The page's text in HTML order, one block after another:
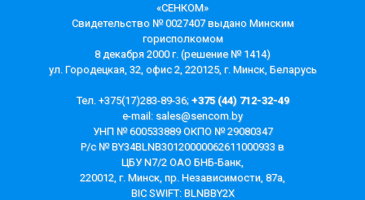
«СЕНКОМ»
Свидетельство № 0027407 выдано Минским
горисполкомом
8 декабря 2000 г. (решение № 1414)
ул. Городецкая, 32, офис 2, 220125, г. Минск, Беларусь
Тел. +375(17)283-89-36; +375 (44) 712-32-49
e-mail: sales@sencom.by
УНП № 600533889 ОКПО № 29080347
Р/с № BY34BLNB30120000062611000933 в
ЦБУ N7/2 ОАО БНБ-Банк,
220012, г. Минск, пр. Независимости, 87а,
BIC SWIFT: BLNBBY2X